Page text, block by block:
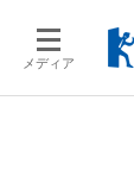
メディア